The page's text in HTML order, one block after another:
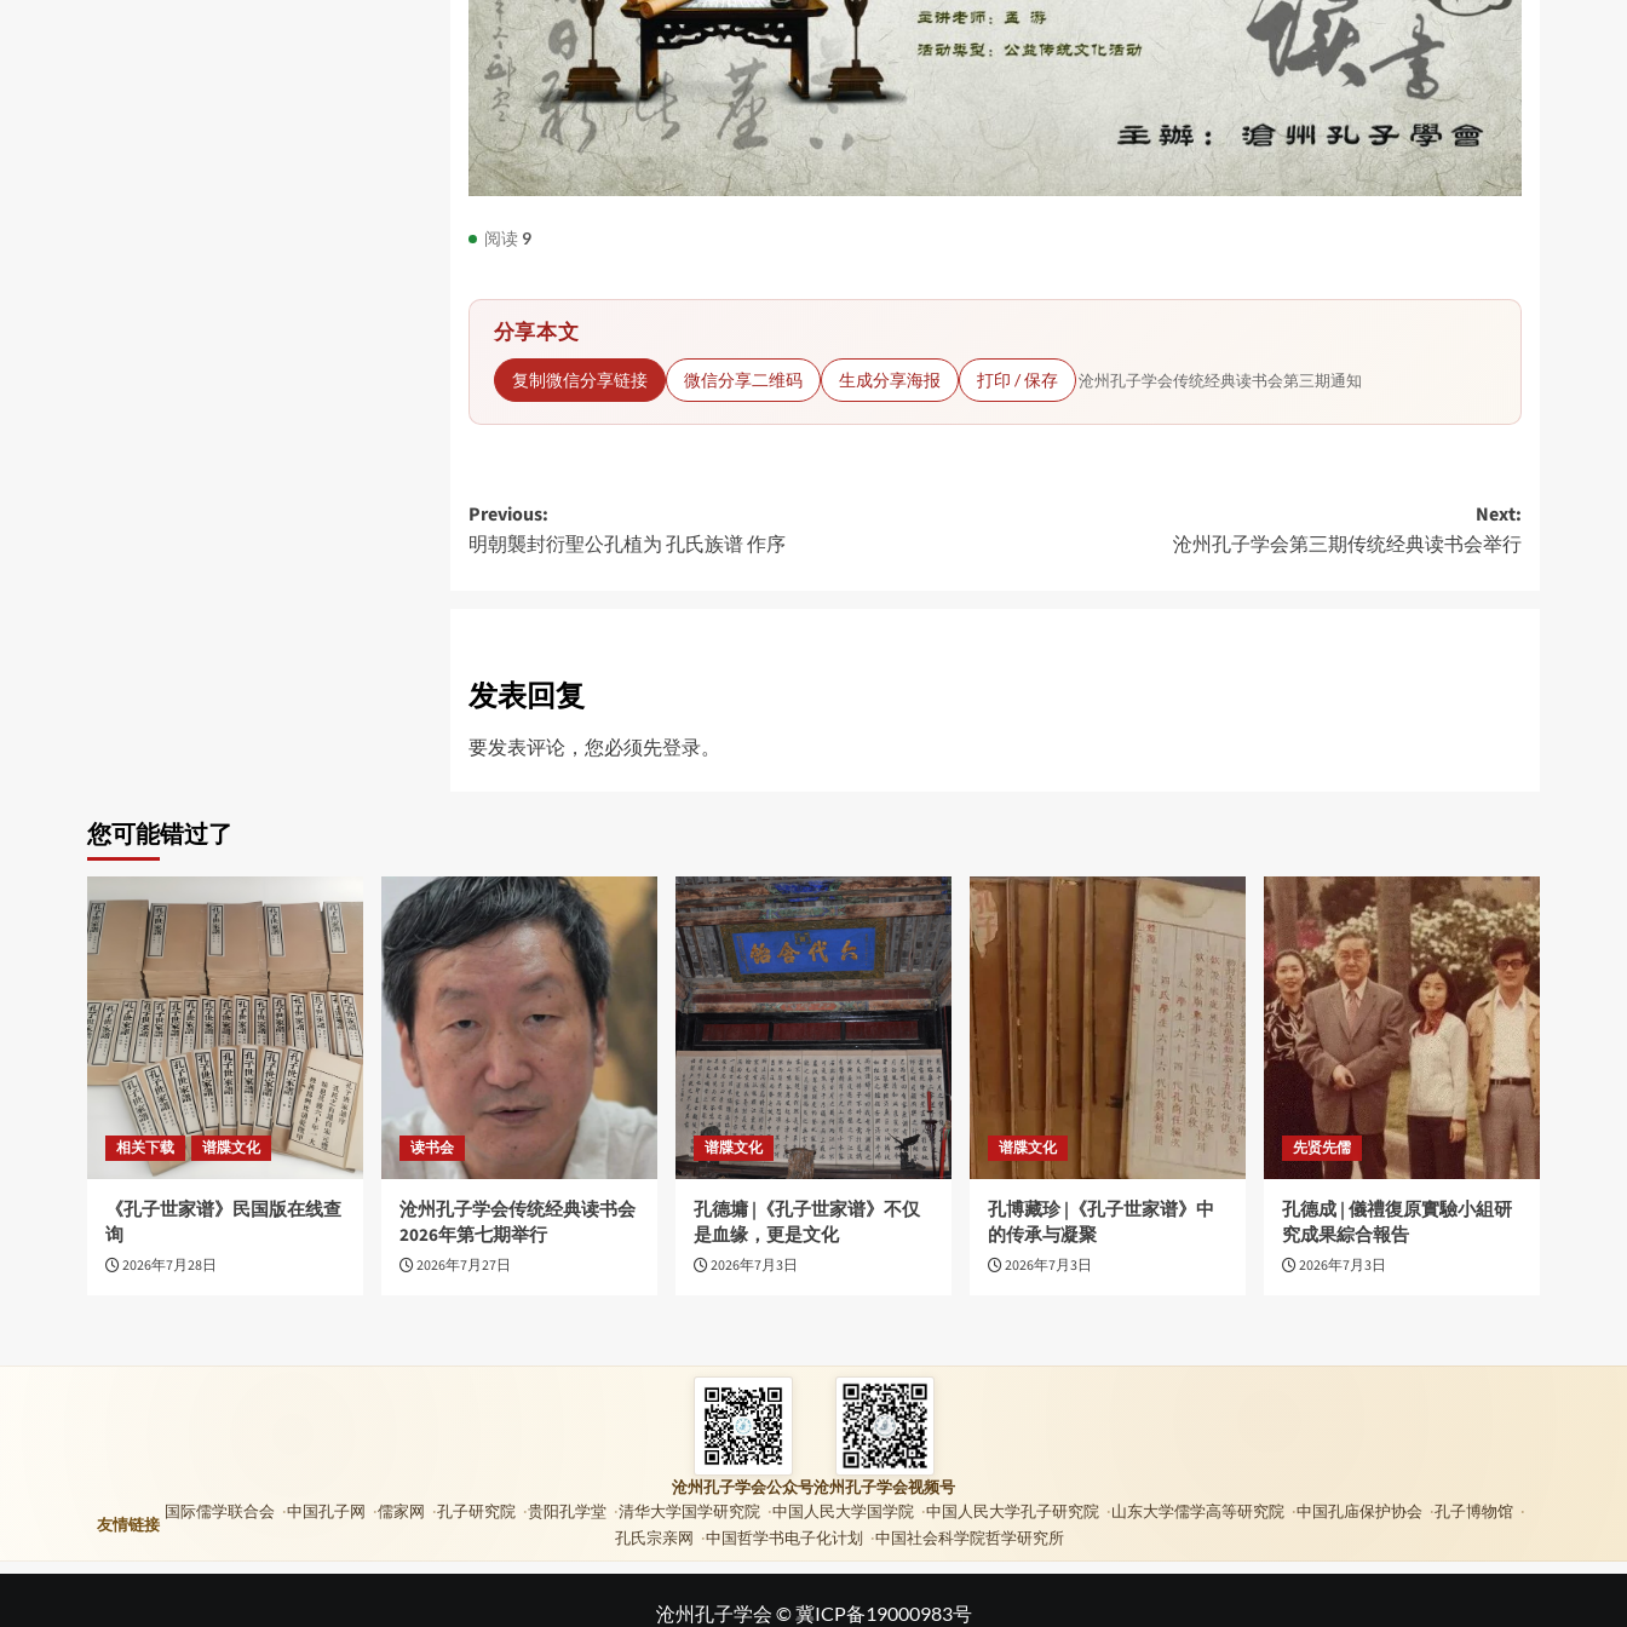
阅读 9
分享本文
复制微信分享链接 微信分享二维码 生成分享海报 打印 / 保存 沧州孔子学会传统经典读书会第三期通知
Post
navigation
Previous:
明朝襲封衍聖公孔植为 孔氏族谱 作序
Next:
沧州孔子学会第三期传统经典读书会举行
发表回复
要发表评论，您必须先登录。
您可能错过了
相关下载 谱牒文化
《孔子世家谱》民国版在线查
询
2026年7月28日
读书会
沧州孔子学会传统经典读书会
2026年第七期举行
2026年7月27日
谱牒文化
孔德墉 |《孔子世家谱》不仅
是血缘，更是文化
2026年7月3日
谱牒文化
孔博藏珍 |《孔子世家谱》中
的传承与凝聚
2026年7月3日
先贤先儒
孔德成 | 儀禮復原實驗小組研
究成果綜合報告
2026年7月3日
沧州孔子学会公众号沧州孔子学会视频号
友情链接
国际儒学联合会 中国孔子网 儒家网 孔子研究院 贵阳孔学堂 清华大学国学研究院 中国人民大学国学院 中国人民大学孔子研究院 山东大学儒学高等研究院 中国孔庙保护协会
孔子博物馆
孔氏宗亲网
中国哲学书电子化计划 中国社会科学院哲学研究所
沧州孔子学会 ©冀ICP备19000983号